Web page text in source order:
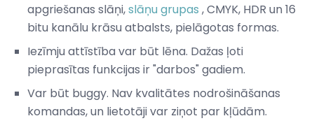
apgriešanas slāņi,slāņu grupas , CMYK, HDR un 16
bitu kanālu krāsu atbalsts, pielāgotas formas.
Iezīmju attīstība var būt lēna. Dažas ļoti
pieprasītas funkcijas ir "darbos" gadiem.
Var būt buggy. Nav kvalitātes nodrošināšanas
komandas, un lietotāji var ziņot par kļūdām.